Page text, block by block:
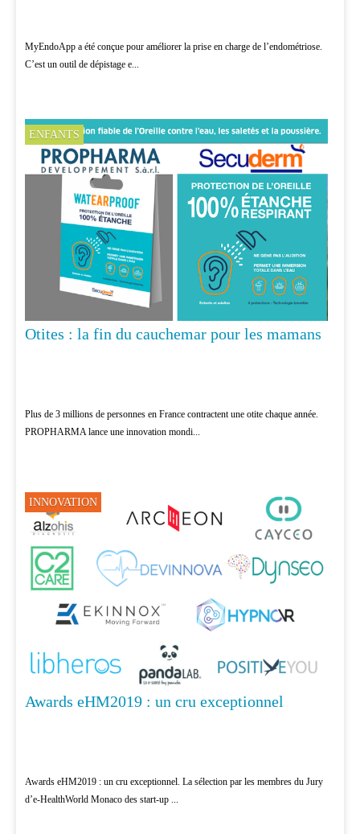
MyEndoApp a été conçue pour améliorer la prise en charge de l’endométriose.
C’est un outil de dépistage e...
ENFANTS
Otites : la fin du cauchemar pour les mamans
Plus de 3 millions de personnes en France contractent une otite chaque année.
PROPHARMA lance une innovation mondi...
INNOVATION
Awards eHM2019 : un cru exceptionnel
Awards eHM2019 : un cru exceptionnel. La sélection par les membres du Jury
d’e-HealthWorld Monaco des start-up ...